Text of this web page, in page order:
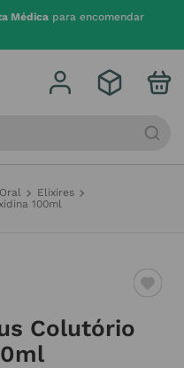
Médica para encomendar
Elixires
100ml
Colutório